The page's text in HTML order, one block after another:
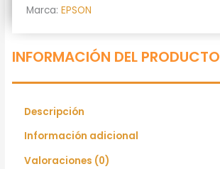
Marca:EPSON
INFORMACIÓN DEL PRODUCTO
Descripción
Información adicional
Valoraciones (0)